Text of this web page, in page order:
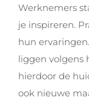
Werknemers
je inspireren.
hun ervaringen.
liggen volgens
hierdoor de
ook nieuwe